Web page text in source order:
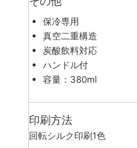
保冷専用
真空二重構造
炭酸飲料対応
ハンドル付
容量：380ml
印刷方法
回転シルク印刷1色